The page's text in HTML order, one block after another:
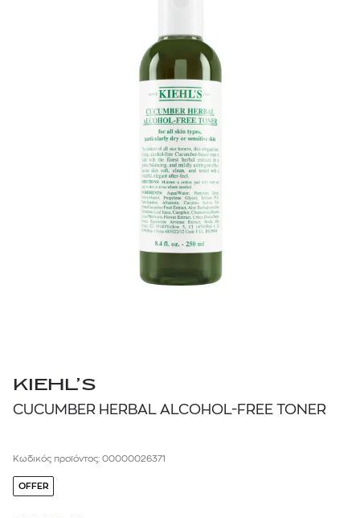
KIEHL’S
CUCUMBER HERBAL ALCOHOL-FREE TONER
Κωδικός προϊόντος: 00000026371
OFFER